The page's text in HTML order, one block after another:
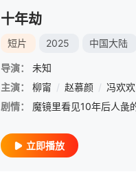
十年劫
短片 2025 中国大陆
导演：
未知
主演：
柳甯 / 赵慕颜 / 冯欢欢
剧情：
立即播放